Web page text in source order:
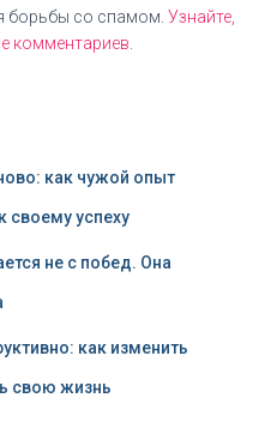
борьбы со спамом. Узнайте,
комментариев
как чужой опыт
своему успеху
не с побед. Она
как изменить
свою жизнь